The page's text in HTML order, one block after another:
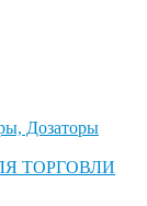
Дозаторы
ТОРГОВЛИ